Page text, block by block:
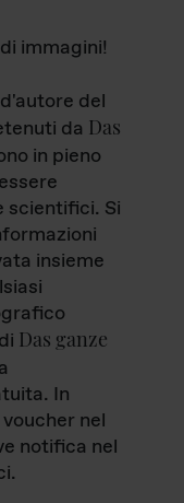
immagini!
del
da Das
in pieno
scientifici. Si
insieme
Das ganze
In
nel
notifica nel